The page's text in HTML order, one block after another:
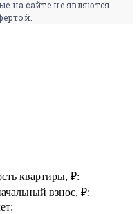
на сайте не являются
квартиры, ₽:
взнос, ₽: